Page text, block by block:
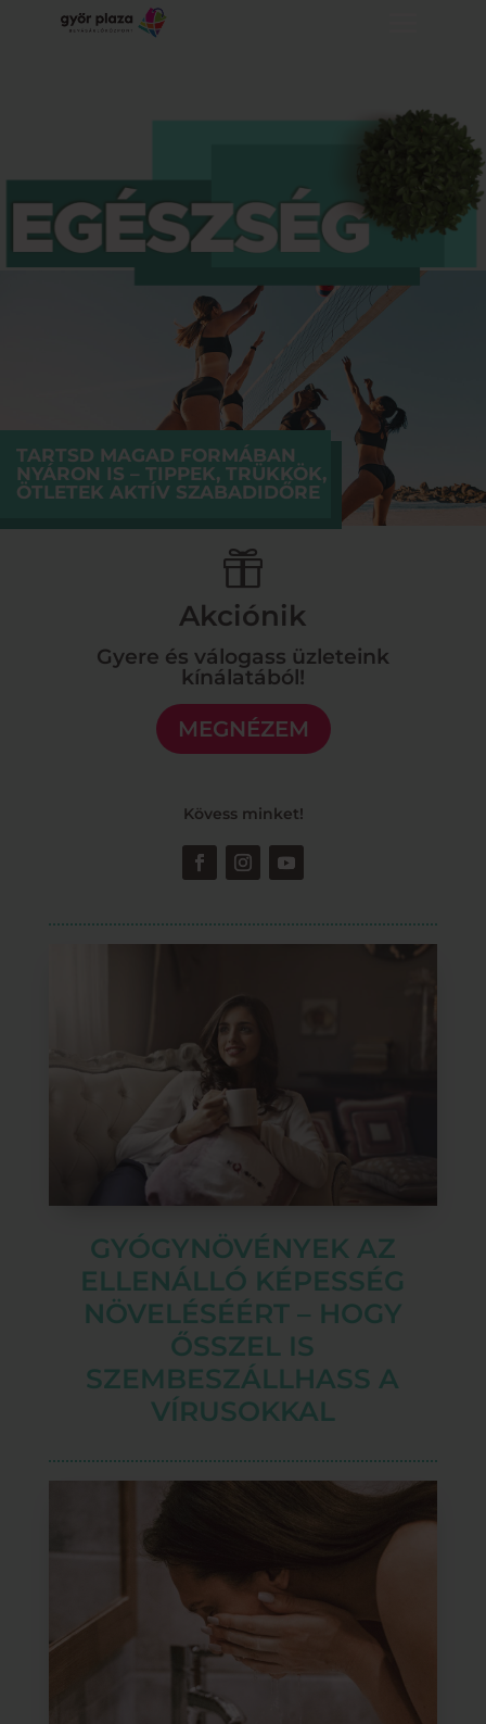
TARTSD MAGAD FORMÁBAN
NYÁRON IS – TIPPEK, TRÜKKÖK,
ÖTLETEK AKTÍV SZABADIDŐRE

Akciónik
Gyere és válogass üzleteink
kínálatából!
MEGNÉZEM
Kövess minket!
GYÓGYNÖVÉNYEK AZ
ELLENÁLLÓ KÉPESSÉG
NÖVELÉSÉÉRT – HOGY
ŐSSZEL IS
SZEMBESZÁLLHASS A
VÍRUSOKKAL